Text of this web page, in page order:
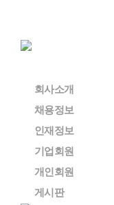
회사소개
채용정보
인재정보
기업회원
개인회원
게시판